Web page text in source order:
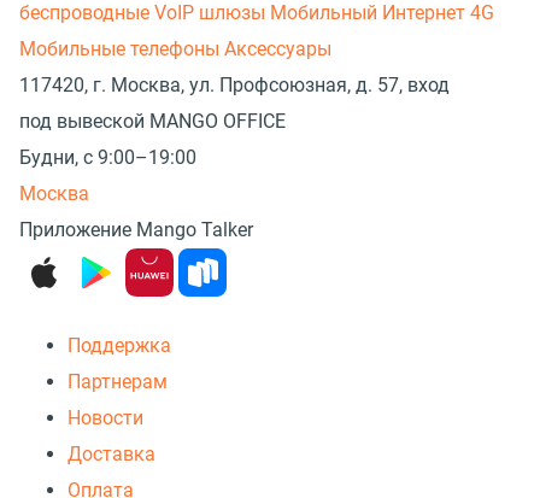
беспроводные VoIP шлюзы Мобильный Интернет 4G
Мобильные телефоны Аксессуары
117420, г. Москва, ул. Профсоюзная, д. 57, вход
под вывеской MANGO OFFICE
Будни, с 9:00–19:00
Москва
Приложение Mango Talker
Поддержка
Партнерам
Новости
Доставка
Оплата